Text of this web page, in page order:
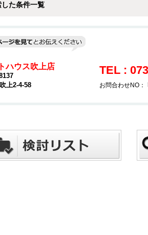
た条件一覧
ハウス吹上店
上2-4-58
TEL :
お問合わせNO：